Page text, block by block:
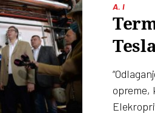
A. I
opreme,